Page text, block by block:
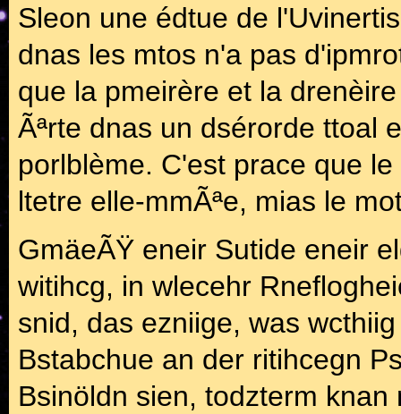
Sleon une édtue de
dnas les mtos n'a pas
que la pmeirère et la
Ãªrte dnas un dsérorde ttoal
porlblème. C'est prace que
ltetre elle-mmÃªe, mias le
GmäeÃŸ eneir Sutide eneir
witihcg, in wlecehr
snid, das ezniige, was
Bstabchue an der ritihcegn
Bsinöldn sien, todzterm